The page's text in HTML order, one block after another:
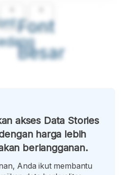
Font
Besar
akses Data Stories
harga lebih
berlangganan.
Anda ikut membantu